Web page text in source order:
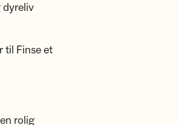
dyreliv
til Finse et
rolig